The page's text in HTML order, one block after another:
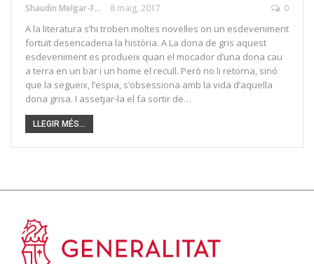
Shaudin Melgar-Foraster 8 maig, 2017 0
A la literatura s’hi troben moltes noveŀles on un esdeveniment
fortuït desencadena la història. A La dona de gris aquest
esdeveniment es produeix quan el mocador d’una dona cau
a terra en un bar i un home el recull. Però no li retorna, sinó
que la segueix, l’espia, s’obsessiona amb la vida d’aquella
dona grisa. I assetjar-la el fa sortir de…
LLEGIR MÉS...